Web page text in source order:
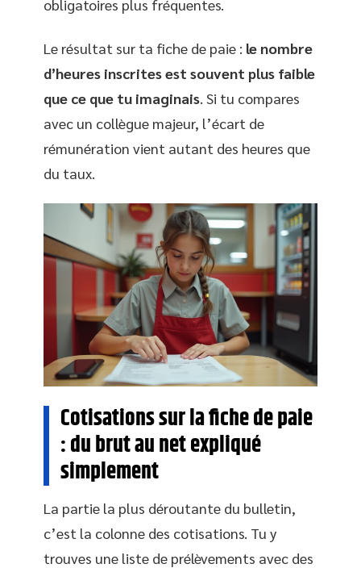
obligatoires plus fréquentes.
Le résultat sur ta fiche de paie : le nombre
d’heures inscrites est souvent plus faible
que ce que tu imaginais . Si tu compares
avec un collègue majeur, l’écart de
rémunération vient autant des heures que
du taux.
Cotisations sur la fiche de paie
: du brut au net expliqué
simplement
La partie la plus déroutante du bulletin,
c’est la colonne des cotisations. Tu y
trouves une liste de prélèvements avec des